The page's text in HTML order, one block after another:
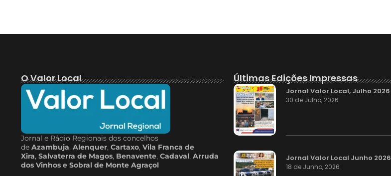
O Valor Local
Jornal e Rádio Regionais dos concelhos
de Azambuja, Alenquer, Cartaxo, Vila Franca de
Xira, Salvaterra de Magos, Benavente, Cadaval, Arruda
dos Vinhos e Sobral de Monte Agraçol
Últimas Edições Impressas
Jornal Valor Local, Julho 2026
30 de Julho, 2026
Jornal Valor Local Junho 2026
18 de Junho, 2026